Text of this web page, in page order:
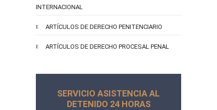
INTERNACIONAL
ARTÍCULOS DE DERECHO PENITENCIARIO
ARTÍCULOS DE DERECHO PROCESAL PENAL
SERVICIO ASISTENCIA AL
DETENIDO 24 HORAS